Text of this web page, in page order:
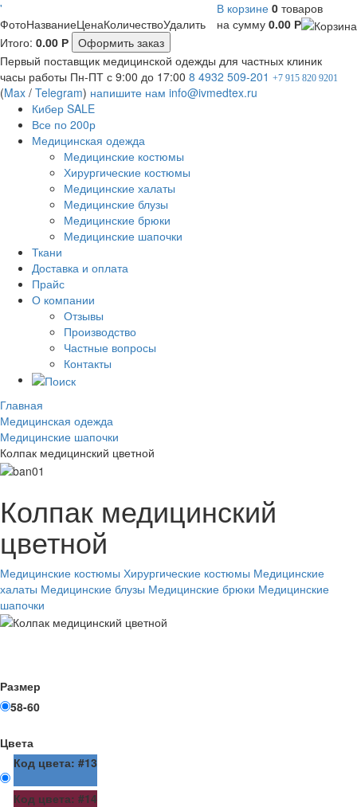
В корзине 0 товаров
на сумму 0.00 Р
'
ФотоНазваниеЦенаКоличествоУдалить
Итого: 0.00 Р Оформить заказ
Первый поставщик медицинской одежды для частных клиник
часы работы Пн-ПТ с 9:00 до 17:00 8 4932 509-201 +7 915 820 9201
(Max / Telegram) напишите нам info@ivmedtex.ru
Кибер SALE
Все по 200р
Медицинская одежда
Медицинские костюмы
Хирургические костюмы
Медицинские халаты
Медицинские блузы
Медицинские брюки
Медицинские шапочки
Ткани
Доставка и оплата
Прайс
О компании
Отзывы
Производство
Частные вопросы
Контакты
Главная
Медицинская одежда
Медицинские шапочки
Колпак медицинский цветной
Колпак медицинский
цветной
Медицинские костюмы Хирургические костюмы Медицинские
халаты Медицинские блузы Медицинские брюки Медицинские
шапочки
Размер
58-60
Цвета
Код цвета: #13
Код цвета: #14